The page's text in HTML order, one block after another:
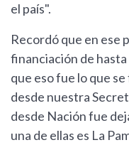
el país".
Recordó que en ese
financiación de
que eso fue lo que
desde nuestra
desde Nación fue
una de ellas es La